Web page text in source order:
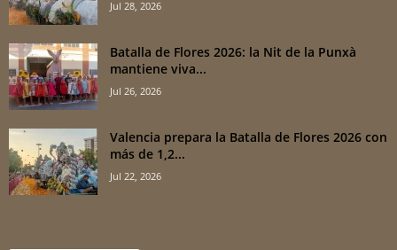
Jul 28, 2026
Batalla de Flores 2026: la Nit de la Punxà
mantiene viva...
Jul 26, 2026
Valencia prepara la Batalla de Flores 2026 con
más de 1,2...
Jul 22, 2026